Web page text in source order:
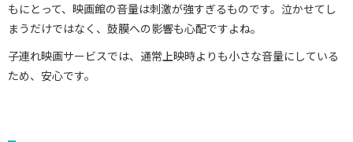
もにとって、映画館の音量は刺激が強すぎるものです。泣かせてし
まうだけではなく、鼓膜への影響も心配ですよね。
子連れ映画サービスでは、通常上映時よりも小さな音量にしている
ため、安心です。